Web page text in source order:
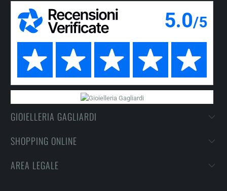
GIOIELLERIA GAGLIARDI
SHOPPING ONLINE
AREA LEGALE